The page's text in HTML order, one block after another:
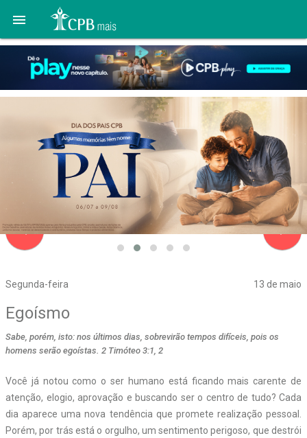

Segunda-feira 13 de maio
navigate_before
Egoísmo
Sabe, porém, isto: nos últimos dias, sobrevirão tempos difíceis, pois os
homens serão egoístas. 2 Timóteo 3:1, 2
Você já notou como o ser humano está ficando mais carente de
atenção, elogio, aprovação e buscando ser o centro de tudo? Cada
dia aparece uma nova tendência que promete realização pessoal.
Porém, por trás está o orgulho, um sentimento perigoso, que destrói
navigate_next